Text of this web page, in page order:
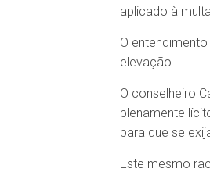
aplicado à
O
elevação.
O conselheiro
plenamente
para que se
Este mesmo